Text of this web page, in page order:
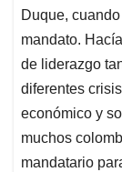
Duque,
mandato.
de liderazgo
diferentes
económico y
muchos
mandatario